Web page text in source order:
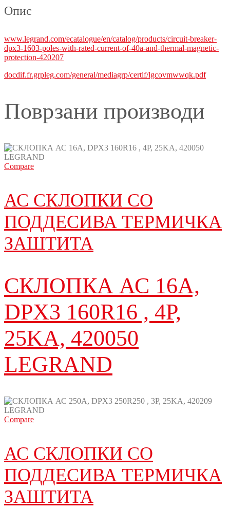
Опис
www.legrand.com/ecatalogue/en/catalog/products/circuit-breaker-
dpx3-1603-poles-with-rated-current-of-40a-and-thermal-magnetic-
protection-420207
docdif.fr.grpleg.com/general/mediagrp/certif/lgcovmwwqk.pdf
Поврзани производи
Compare
АС СКЛОПКИ СО
ПОДДЕСИВА ТЕРМИЧКА
ЗАШТИТА
СКЛОПКА АС 16A,
DPX3 160R16 , 4P,
25KA, 420050
LEGRAND
Compare
АС СКЛОПКИ СО
ПОДДЕСИВА ТЕРМИЧКА
ЗАШТИТА